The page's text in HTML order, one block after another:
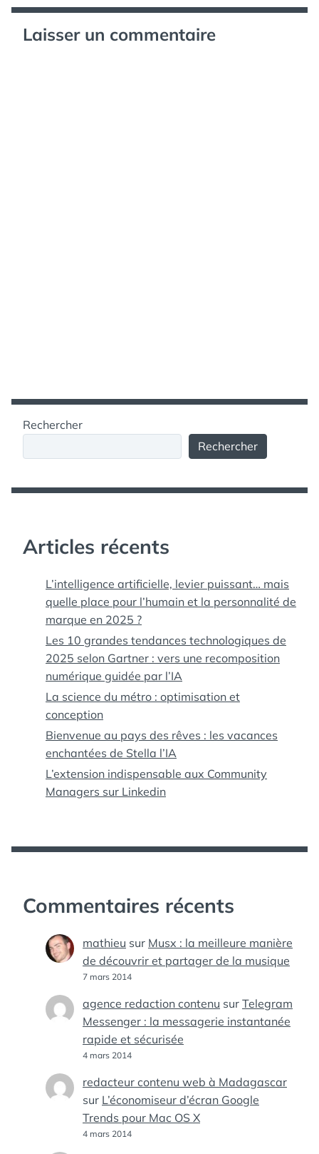
Laisser un commentaire
Rechercher
Rechercher
Articles récents
L’intelligence artificielle, levier puissant… mais
quelle place pour l’humain et la personnalité de
marque en 2025 ?
Les 10 grandes tendances technologiques de
2025 selon Gartner : vers une recomposition
numérique guidée par l’IA
La science du métro : optimisation et
conception
Bienvenue au pays des rêves : les vacances
enchantées de Stella l’IA
L’extension indispensable aux Community
Managers sur Linkedin
Commentaires récents
mathieu sur Musx : la meilleure manière
de découvrir et partager de la musique
7 mars 2014
agence redaction contenu sur Telegram
Messenger : la messagerie instantanée
rapide et sécurisée
4 mars 2014
redacteur contenu web à Madagascar
sur L’économiseur d’écran Google
Trends pour Mac OS X
4 mars 2014